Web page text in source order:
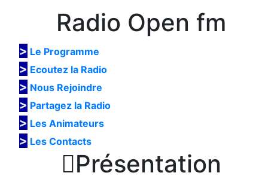
Radio Open fm
> Le Programme
> Ecoutez la Radio
> Nous Rejoindre
> Partagez la Radio
> Les Animateurs
> Les Contacts
Présentation